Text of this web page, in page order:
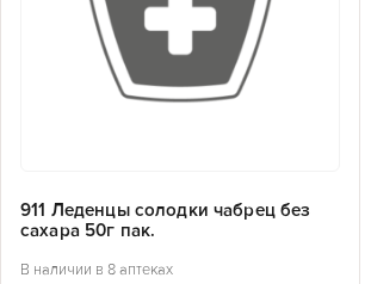
911 Леденцы солодки чабрец без
сахара 50г пак.
В наличии в 8 аптеках